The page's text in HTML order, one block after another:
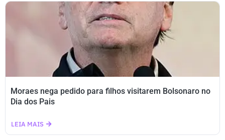
Moraes nega pedido para filhos visitarem Bolsonaro no
Dia dos Pais
LEIA MAIS